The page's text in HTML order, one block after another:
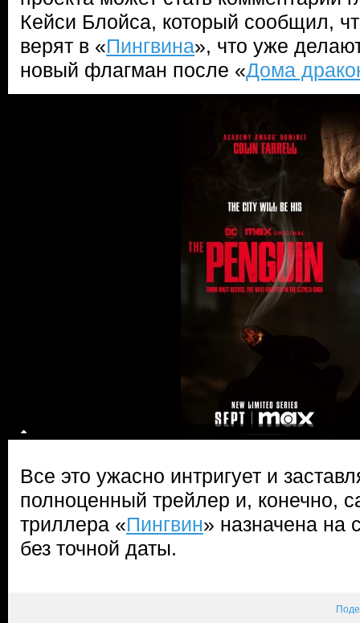
Кейси Блойса, который сообщил,
верят в «Пингвина», что уже
новый флагман после «Дома
Все это ужасно интригует и
полноценный трейлер и, конечно,
триллера «Пингвин» назначена на
без точной даты.